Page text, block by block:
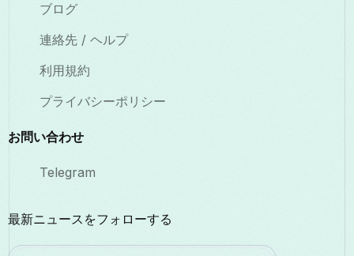
ブログ
連絡先 / ヘルプ
利用規約
プライバシーポリシー
お問い合わせ
Telegram
最新ニュースをフォローする